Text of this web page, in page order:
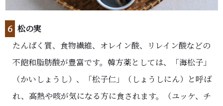
６ 松の実
たんぱく質、食物繊維、オレイン酸、リレイン酸などの
不飽和脂肪酸が豊富です。韓方薬としては、「海松子」
（かいしょうし）、「松子仁」（しょうしにん）と呼ば
れ、高熱や咳が気になる方に食されます。（ユッケ、チ